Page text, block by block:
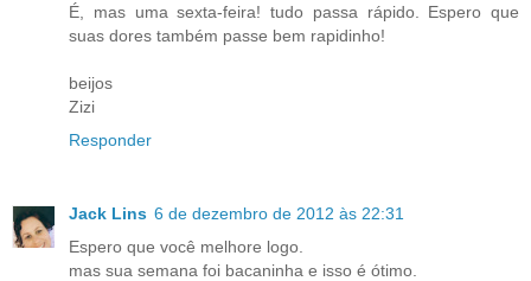
É, mas uma sexta-feira! tudo passa rápido. Espero que
suas dores também passe bem rapidinho!
beijos
Zizi
Responder
Jack Lins 6 de dezembro de 2012 às 22:31
Espero que você melhore logo.
mas sua semana foi bacaninha e isso é ótimo.